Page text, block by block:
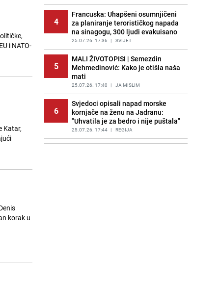
i NATO-
Katar,
15
Novi detalji istrage: Ruske službe
otkrile moguć uzrok tragedije bh.
planinara na Elbrusu
PRIJE 2 DANA | SVIJET
4
Francuska: Uhapšeni osumnjičeni
za planiranje terorističkog napada
na sinagogu, 300 ljudi evakuisano
25.07.26. 17:36 | SVIJET
5
MALI ŽIVOTOPISI | Semezdin
Mehmedinović: Kako je otišla naša
mati
25.07.26. 17:40 | JA MISLIM
6
Svjedoci opisali napad morske
kornjače na ženu na Jadranu:
"Uhvatila je za bedro i nije puštala"
25.07.26. 17:44 | REGIJA